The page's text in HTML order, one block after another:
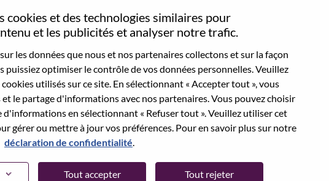
cookies et des technologies similaires pour
et les publicités et analyser notre trafic.
les données que nous et nos partenaires collectons et sur la façon
puissiez optimiser le contrôle de vos données personnelles. Veuillez
utilisés sur ce site. En sélectionnant « Accepter tout », vous
le partage d'informations avec nos partenaires. Vous pouvez choisir
en sélectionnant « Refuser tout ». Veuillez utiliser cet
gérer ou mettre à jour vos préférences. Pour en savoir plus sur notre
déclaration de confidentialité.
Tout accepter Tout rejeter
WOW our customers.
ranked #153 in the Fortune Global
Focused on a bold vision to deliver
world’s largest PC company with a full-
(PCs, workstations, smartphones,
Emplois similaires
Customer Care Case Manager
Director, AI Solution Delivery